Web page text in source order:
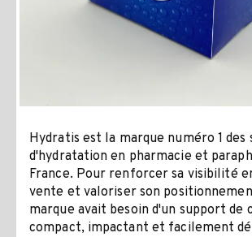
Hydratis est la marque numéro 1 des
d'hydratation en pharmacie et
France. Pour renforcer sa visibilité
vente et valoriser son
marque avait besoin d'un support de
compact, impactant et facilement